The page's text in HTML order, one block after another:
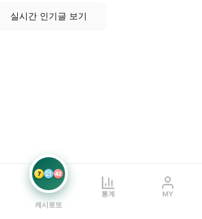
실시간 인기글 보기
7 21 42
캐시로또
통계 MY